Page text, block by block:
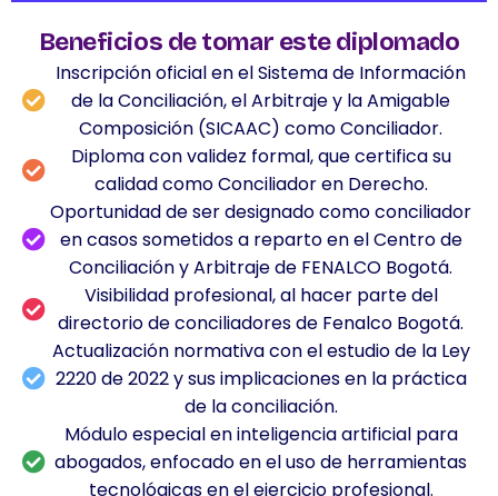
Beneficios de tomar este diplomado
Inscripción oficial en el Sistema de Información
de la Conciliación, el Arbitraje y la Amigable
Composición (SICAAC) como Conciliador.
Diploma con validez formal, que certifica su
calidad como Conciliador en Derecho.
Oportunidad de ser designado como conciliador
en casos sometidos a reparto en el Centro de
Conciliación y Arbitraje de FENALCO Bogotá.
Visibilidad profesional, al hacer parte del
directorio de conciliadores de Fenalco Bogotá.
Actualización normativa con el estudio de la Ley
2220 de 2022 y sus implicaciones en la práctica
de la conciliación.
Módulo especial en inteligencia artificial para
abogados, enfocado en el uso de herramientas
tecnológicas en el ejercicio profesional.